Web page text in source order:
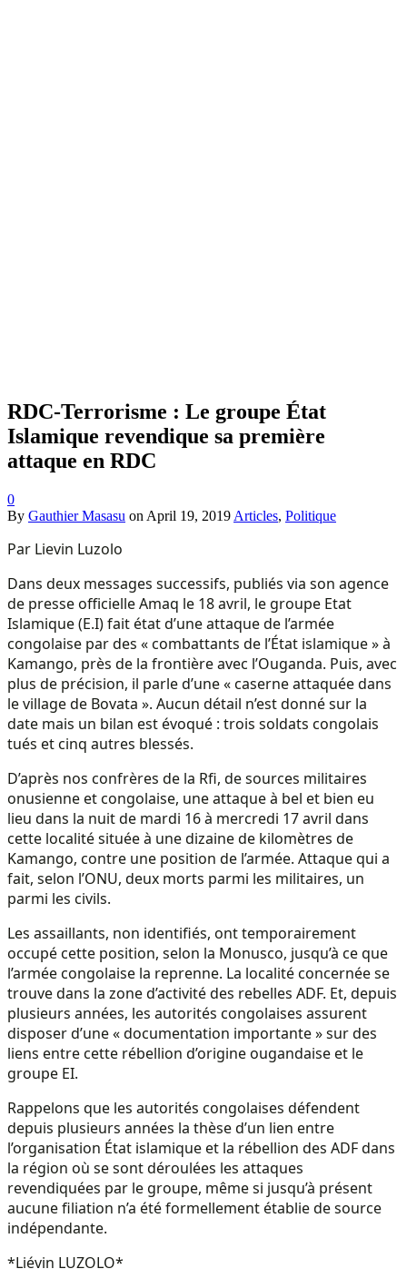
RDC-Terrorisme : Le groupe État
Islamique revendique sa première
attaque en RDC
0
By Gauthier Masasu on April 19, 2019 Articles, Politique
Par Lievin Luzolo
Dans deux messages successifs, publiés via son agence
de presse officielle Amaq le 18 avril, le groupe Etat
Islamique (E.I) fait état d’une attaque de l’armée
congolaise par des « combattants de l’État islamique » à
Kamango, près de la frontière avec l’Ouganda. Puis, avec
plus de précision, il parle d’une « caserne attaquée dans
le village de Bovata ». Aucun détail n’est donné sur la
date mais un bilan est évoqué : trois soldats congolais
tués et cinq autres blessés.
D’après nos confrères de la Rfi, de sources militaires
onusienne et congolaise, une attaque à bel et bien eu
lieu dans la nuit de mardi 16 à mercredi 17 avril dans
cette localité située à une dizaine de kilomètres de
Kamango, contre une position de l’armée. Attaque qui a
fait, selon l’ONU, deux morts parmi les militaires, un
parmi les civils.
Les assaillants, non identifiés, ont temporairement
occupé cette position, selon la Monusco, jusqu’à ce que
l’armée congolaise la reprenne. La localité concernée se
trouve dans la zone d’activité des rebelles ADF. Et, depuis
plusieurs années, les autorités congolaises assurent
disposer d’une « documentation importante » sur des
liens entre cette rébellion d’origine ougandaise et le
groupe EI.
Rappelons que les autorités congolaises défendent
depuis plusieurs années la thèse d’un lien entre
l’organisation État islamique et la rébellion des ADF dans
la région où se sont déroulées les attaques
revendiquées par le groupe, même si jusqu’à présent
aucune filiation n’a été formellement établie de source
indépendante.
*Liévin LUZOLO*